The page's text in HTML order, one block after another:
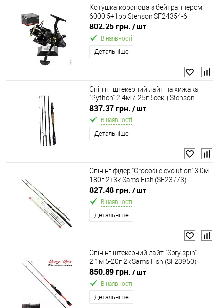
Котушка коропова з бейтраннером
6000 5+1bb Stenson SF24354-6
802.25 грн. / шт
В наявності
Детальніше
Спінінг штекерний лайт на хижака
"Python" 2.4м 7-25г 5секц Stenson
SF24374-2.4
837.37 грн. / шт
В наявності
Детальніше
Спінінг фідер "Crocodile evolution" 3.0м
180г 2+3к Sams Fish (SF23773)
827.48 грн. / шт
В наявності
Детальніше
Спінінг штекерний лайт "Spry spin"
2.1м 5-20г 2к Sams Fish (SF23950)
850.89 грн. / шт
В наявності
Детальніше